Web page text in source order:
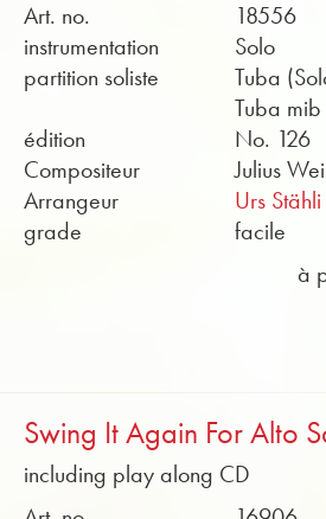
Art. no.
18556
instrumentation
Solo
partition soliste
Tuba
Tuba
édition
No. 126
Compositeur
Julius
Arrangeur
Urs Stähli
grade
facile
à
Swing It Again For Alto
including play along CD